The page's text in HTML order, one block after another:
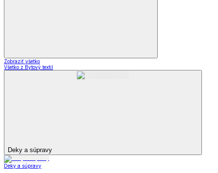
Zobraziť všetko
Všetko z Bytový textil
Deky a súpravy
Deky a súpravy